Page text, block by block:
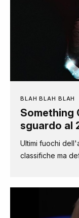
BLAH BLAH BLAH
Something
sguardo al
Ultimi fuochi
classifiche ma